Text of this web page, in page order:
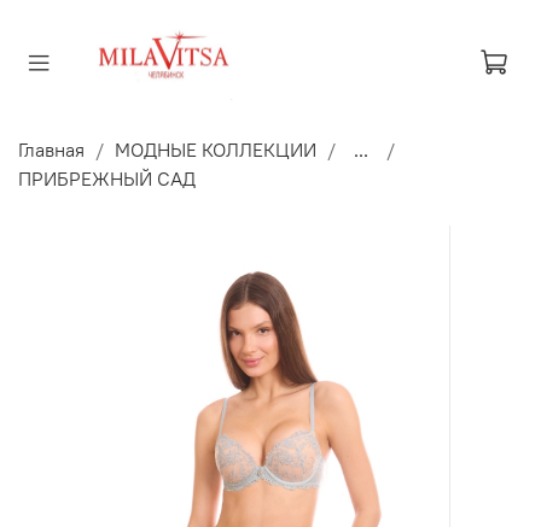
Главная МОДНЫЕ КОЛЛЕКЦИИ
...
ПРИБРЕЖНЫЙ САД